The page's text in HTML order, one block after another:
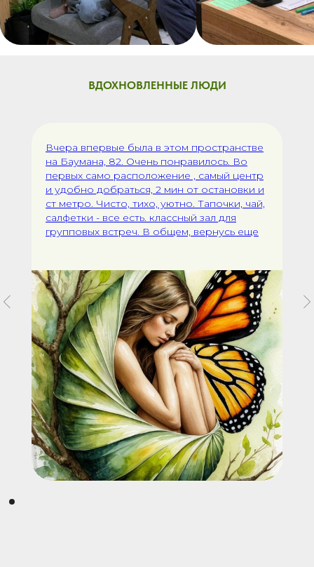
ВДОХНОВЛЕННЫЕ ЛЮДИ
Вчера впервые была в этом пространстве
на Баумана, 82. Очень понравилось. Во
первых само расположение , самый центр
и удобно добраться, 2 мин от остановки и
ст метро. Чисто, тихо, уютно. Тапочки, чай,
салфетки - все есть. классный зал для
групповых встреч. В общем, вернусь еще